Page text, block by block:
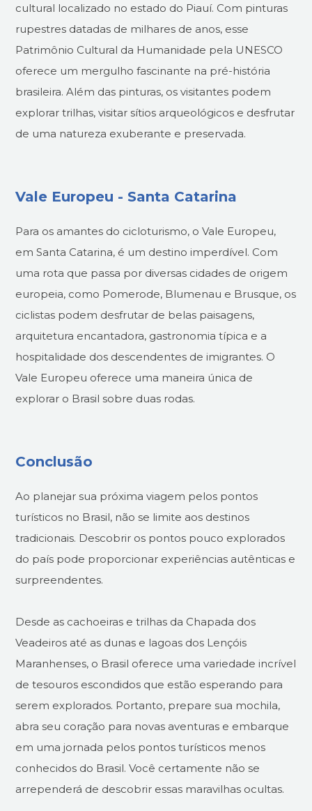
cultural localizado no estado do Piauí. Com pinturas
rupestres datadas de milhares de anos, esse
Patrimônio Cultural da Humanidade pela UNESCO
oferece um mergulho fascinante na pré-história
brasileira. Além das pinturas, os visitantes podem
explorar trilhas, visitar sítios arqueológicos e desfrutar
de uma natureza exuberante e preservada.
Vale Europeu - Santa Catarina
Para os amantes do cicloturismo, o Vale Europeu,
em Santa Catarina, é um destino imperdível. Com
uma rota que passa por diversas cidades de origem
europeia, como Pomerode, Blumenau e Brusque, os
ciclistas podem desfrutar de belas paisagens,
arquitetura encantadora, gastronomia típica e a
hospitalidade dos descendentes de imigrantes. O
Vale Europeu oferece uma maneira única de
explorar o Brasil sobre duas rodas.
Conclusão
Ao planejar sua próxima viagem pelos pontos
turísticos no Brasil, não se limite aos destinos
tradicionais. Descobrir os pontos pouco explorados
do país pode proporcionar experiências autênticas e
surpreendentes.
Desde as cachoeiras e trilhas da Chapada dos
Veadeiros até as dunas e lagoas dos Lençóis
Maranhenses, o Brasil oferece uma variedade incrível
de tesouros escondidos que estão esperando para
serem explorados. Portanto, prepare sua mochila,
abra seu coração para novas aventuras e embarque
em uma jornada pelos pontos turísticos menos
conhecidos do Brasil. Você certamente não se
arrependerá de descobrir essas maravilhas ocultas.